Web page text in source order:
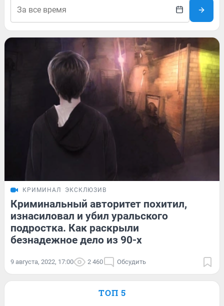
КРИМИНАЛ ЭКСКЛЮЗИВ
Криминальный авторитет похитил,
изнасиловал и убил уральского
подростка. Как раскрыли
безнадежное дело из 90-х
9 августа, 2022, 17:00 2 460 Обсудить
ТОП 5